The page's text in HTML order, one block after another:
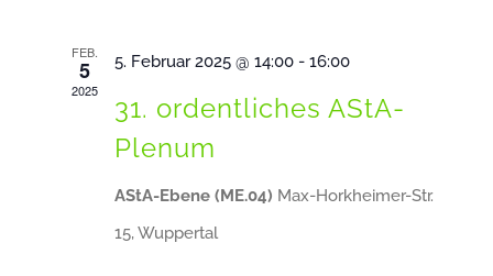
FEB.
5
2025
5. Februar 2025 @ 14:00- 16:00
31. ordentliches AStA-
Plenum
AStA-Ebene (ME.04) Max-Horkheimer-Str.
15, Wuppertal